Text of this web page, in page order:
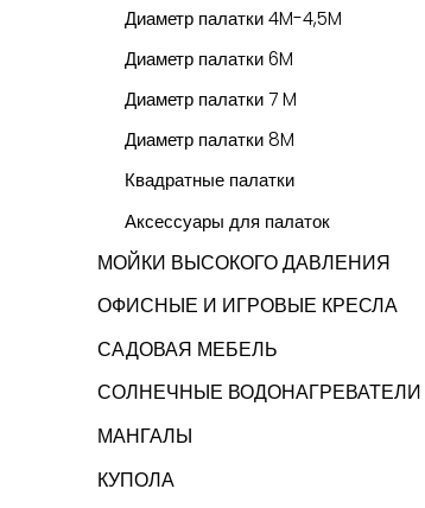
Диаметр палатки 4M-4,5M
Диаметр палатки 6M
Диаметр палатки 7 M
Диаметр палатки 8M
Квадратные палатки
Аксессуары для палаток
МОЙКИ ВЫСОКОГО ДАВЛЕНИЯ
ОФИСНЫЕ И ИГРОВЫЕ КРЕСЛА
САДОВАЯ МЕБЕЛЬ
СОЛНЕЧНЫЕ ВОДОНАГРЕВАТЕЛИ
МАНГАЛЫ
КУПОЛА